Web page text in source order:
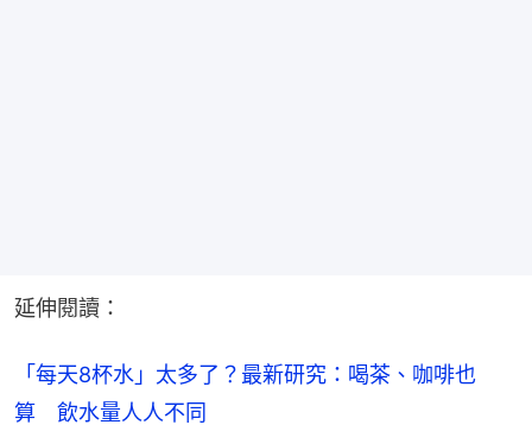
延伸閱讀：
「每天8杯水」太多了？最新研究：喝茶、咖啡也
算　飲水量人人不同